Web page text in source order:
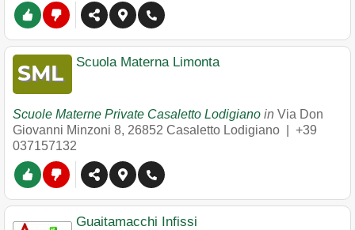
Scuola Materna Limonta
Scuole Materne Private Casaletto Lodigiano in Via Don
Giovanni Minzoni 8, 26852 Casaletto Lodigiano
+39
037157132
Guaitamacchi Infissi